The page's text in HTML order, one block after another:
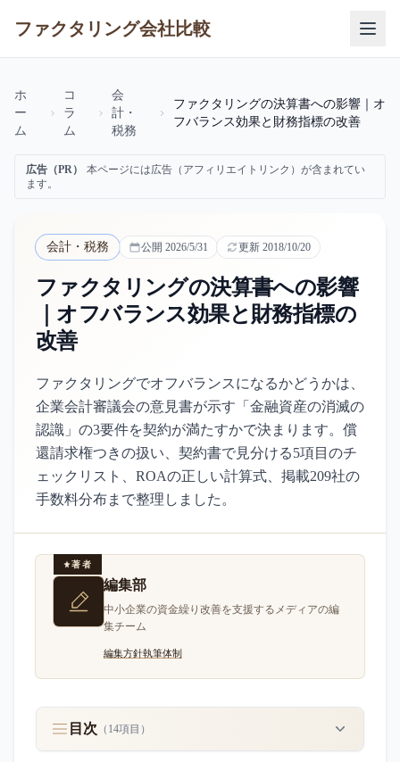
ファクタリング会社比較
ホ
ー
ム
コ
ラ
ム
会
計・
税務
ファクタリングの決算書への影響｜オ
フバランス効果と財務指標の改善
広告（PR）
本ページには広告（アフィリエイトリンク）が含まれてい
ます。
会計・税務 公開 2026/5/31 更新 2018/10/20
ファクタリングの決算書への影響
｜オフバランス効果と財務指標の
改善
ファクタリングでオフバランスになるかどうかは、
企業会計審議会の意見書が示す「金融資産の消滅の
認識」の3要件を契約が満たすかで決まります。償
還請求権つきの扱い、契約書で見分ける5項目のチ
ェックリスト、ROAの正しい計算式、掲載209社の
手数料分布まで整理しました。
著者
編集部
中小企業の資金繰り改善を支援するメディアの編
集チーム
編集方針執筆体制
目次 （ 14項目）